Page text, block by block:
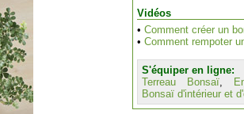
Vidéos
• Comment créer un
• Comment rempoter
S'équiper en ligne:
Terreau Bonsaï,
Bonsaï d'intérieur et